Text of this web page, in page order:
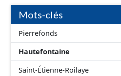
correspond aux périmètres
aux périmètres des sous-
des Hospices.
Mots-clés
Pierrefonds
Hautefontaine
Saint-Étienne-Roilaye